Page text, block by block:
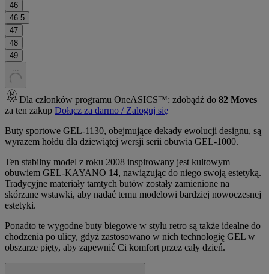
46
46.5
47
48
49
Dla członków programu OneASICS™: zdobądź do 82 Moves
za ten zakup Dołącz za darmo / Zaloguj się
Buty sportowe GEL-1130, obejmujące dekady ewolucji designu, są
wyrazem hołdu dla dziewiątej wersji serii obuwia GEL-1000.
Ten stabilny model z roku 2008 inspirowany jest kultowym
obuwiem GEL-KAYANO 14, nawiązując do niego swoją estetyką.
Tradycyjne materiały tamtych butów zostały zamienione na
skórzane wstawki, aby nadać temu modelowi bardziej nowoczesnej
estetyki.
Ponadto te wygodne buty biegowe w stylu retro są także idealne do
chodzenia po ulicy, gdyż zastosowano w nich technologię GEL w
obszarze pięty, aby zapewnić Ci komfort przez cały dzień.